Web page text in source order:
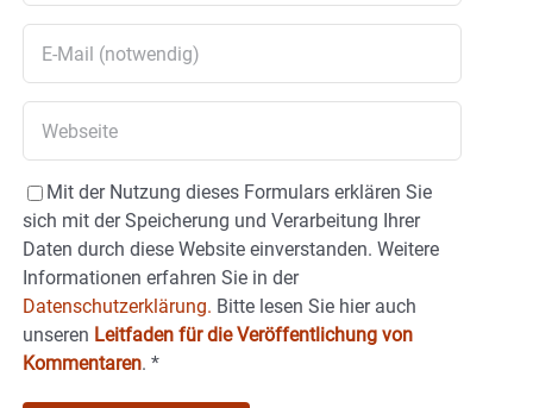
Mit der Nutzung dieses Formulars erklären Sie
sich mit der Speicherung und Verarbeitung Ihrer
Daten durch diese Website einverstanden. Weitere
Informationen erfahren Sie in der
Datenschutzerklärung. Bitte lesen Sie hier auch
unseren Leitfaden für die Veröffentlichung von
Kommentaren. *